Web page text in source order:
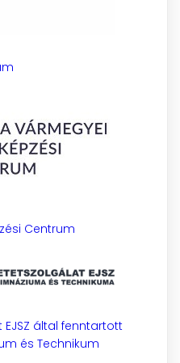
Centrum
által fenntartott
és Technikum